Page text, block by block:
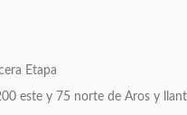
Etapa
este y 75 norte de Aros y